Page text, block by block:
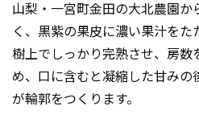
山梨・一宮町金田の大北農園か
く、黒紫の果皮に濃い果汁をた
樹上でしっかり完熟させ、房数
め、口に含むと凝縮した甘み
が輪郭をつくります。